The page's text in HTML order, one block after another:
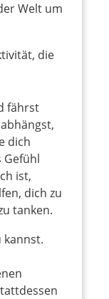
Welt um
die
fährst
dich
Gefühl
ist,
dich zu
tanken.
kannst.